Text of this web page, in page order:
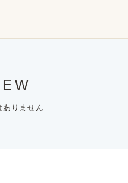
ありません